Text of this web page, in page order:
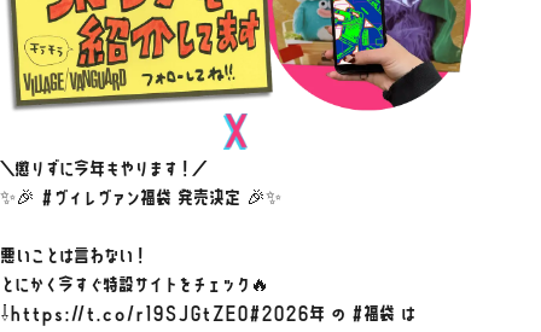
イオンモール鹿児島（鹿児島県）
※入荷数に限りがございます。在庫状況は各店へお問い合わせください。
※販売時に必ず年齢確認させていただきます。
※ジョーク系ではないです。ガチのやつです。
※ピンクの部分はカバーなので帰り道に剝がせます。
取扱い店舗
高円寺（東京都）
渋谷本店（東京都）
＼懲りずに今年もやります！／
✨🎉 #ヴィレヴァン福袋 発売決定 🎉✨
悪いことは言わない！
とにかく今すぐ特設サイトをチェック🔥
⇩ https://t.co/r19SJGtZE0#2026年 の #福袋 は